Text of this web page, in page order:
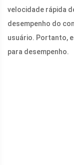
velocidade rápida
desempenho do
usuário. Portanto,
para desempenho.